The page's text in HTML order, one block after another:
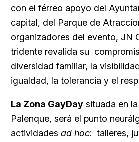
con el férreo apoyo del
capital, del Parque de
organizadores del evento, JN
tridente revalida su
diversidad familiar, la
igualdad, la tolerancia y el
La Zona GayDay situada en
Palenque, será el punto
actividades ad hoc: talleres,